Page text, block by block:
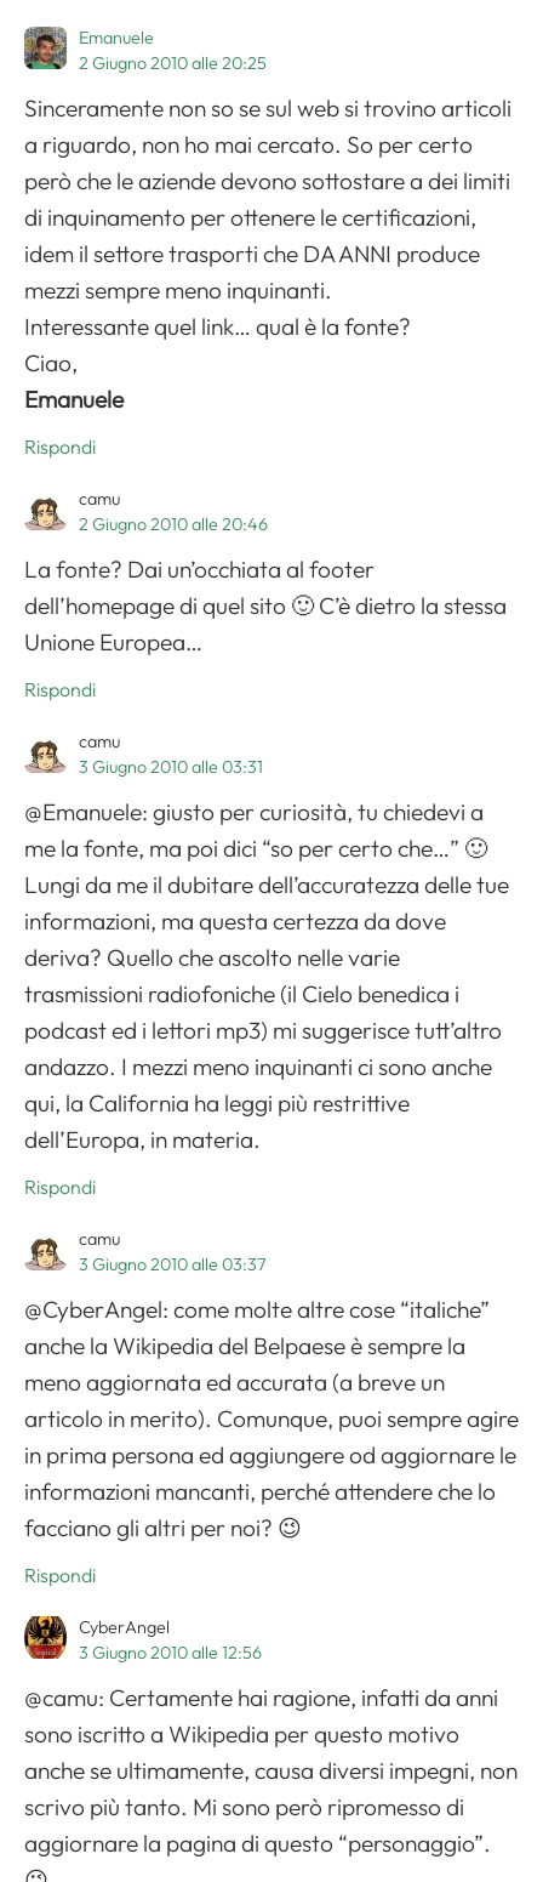
Emanuele
2 Giugno 2010 alle 20:25
Sinceramente non so se sul web si trovino articoli
a riguardo, non ho mai cercato. So per certo
però che le aziende devono sottostare a dei limiti
di inquinamento per ottenere le certificazioni,
idem il settore trasporti che DA ANNI produce
mezzi sempre meno inquinanti.
Interessante quel link… qual è la fonte?
Ciao,
Emanuele
Rispondi
camu
2 Giugno 2010 alle 20:46
La fonte? Dai un’occhiata al footer
dell’homepage di quel sito 🙂 C’è dietro la stessa
Unione Europea…
Rispondi
camu
3 Giugno 2010 alle 03:31
@Emanuele: giusto per curiosità, tu chiedevi a
me la fonte, ma poi dici “so per certo che…” 🙂
Lungi da me il dubitare dell’accuratezza delle tue
informazioni, ma questa certezza da dove
deriva? Quello che ascolto nelle varie
trasmissioni radiofoniche (il Cielo benedica i
podcast ed i lettori mp3) mi suggerisce tutt’altro
andazzo. I mezzi meno inquinanti ci sono anche
qui, la California ha leggi più restrittive
dell’Europa, in materia.
Rispondi
camu
3 Giugno 2010 alle 03:37
@CyberAngel: come molte altre cose “italiche”
anche la Wikipedia del Belpaese è sempre la
meno aggiornata ed accurata (a breve un
articolo in merito). Comunque, puoi sempre agire
in prima persona ed aggiungere od aggiornare le
informazioni mancanti, perché attendere che lo
facciano gli altri per noi? 😉
Rispondi
CyberAngel
3 Giugno 2010 alle 12:56
@camu: Certamente hai ragione, infatti da anni
sono iscritto a Wikipedia per questo motivo
anche se ultimamente, causa diversi impegni, non
scrivo più tanto. Mi sono però ripromesso di
aggiornare la pagina di questo “personaggio”.